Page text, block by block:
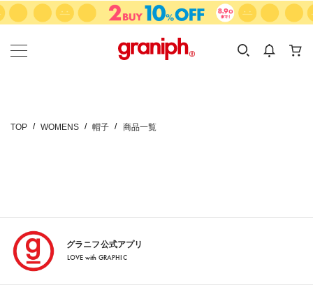
カテゴリーから探す
KIDS
カテゴリ
サイズ
TOP WOMENS 帽子 商品一覧
グラニフ公式アプリ
LOVE with GRAPHIC